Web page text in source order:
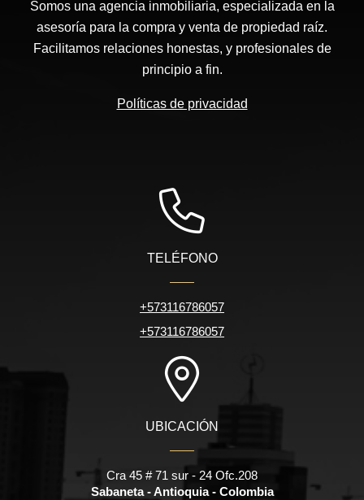
Somos una agencia inmobiliaria, especializada en la
asesoría para la compra y venta de propiedad raíz.
Facilitamos relaciones honestas, y profesionales de
principio a fin.
Políticas de privacidad
TELÉFONO
+573116786057
+573116786057
UBICACIÓN
Cra 45 # 71 sur - 24 Ofc.208
Sabaneta - Antioquia - Colombia